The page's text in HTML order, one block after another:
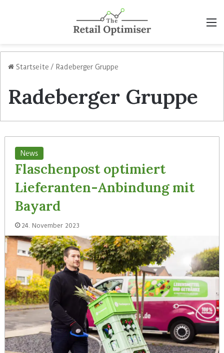
Startseite / Radeberger Gruppe
Radeberger Gruppe
News
Flaschenpost optimiert
Lieferanten-Anbindung mit
Bayard
24. November 2023